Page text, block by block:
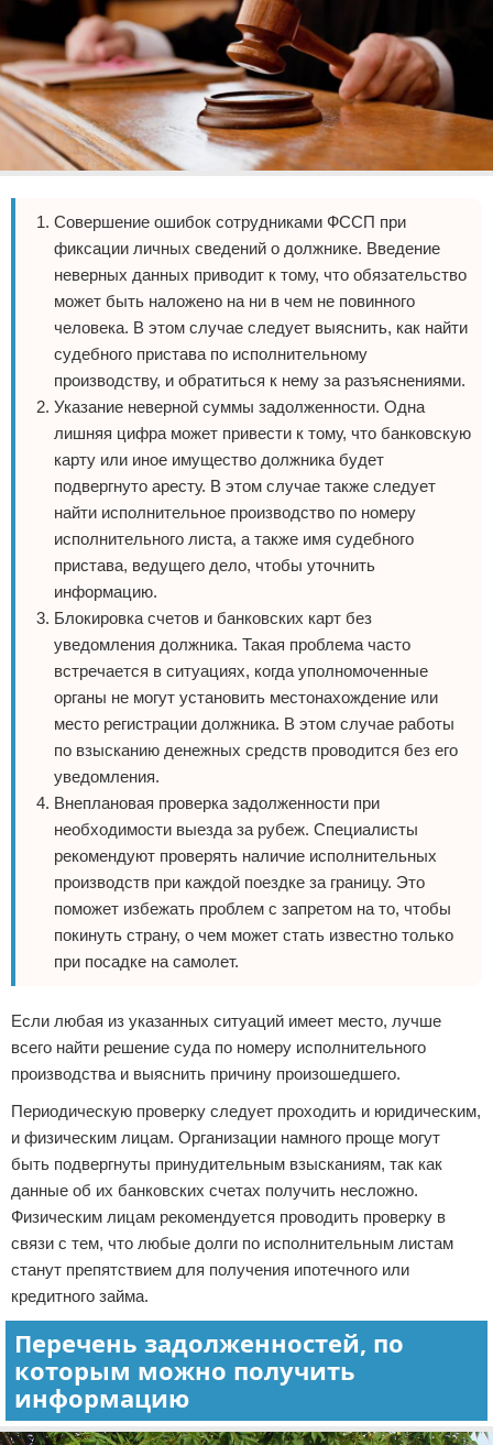
Совершение ошибок сотрудниками ФССП при
фиксации личных сведений о должнике. Введение
неверных данных приводит к тому, что обязательство
может быть наложено на ни в чем не повинного
человека. В этом случае следует выяснить, как найти
судебного пристава по исполнительному
производству, и обратиться к нему за разъяснениями.
Указание неверной суммы задолженности. Одна
лишняя цифра может привести к тому, что банковскую
карту или иное имущество должника будет
подвергнуто аресту. В этом случае также следует
найти исполнительное производство по номеру
исполнительного листа, а также имя судебного
пристава, ведущего дело, чтобы уточнить
информацию.
Блокировка счетов и банковских карт без
уведомления должника. Такая проблема часто
встречается в ситуациях, когда уполномоченные
органы не могут установить местонахождение или
место регистрации должника. В этом случае работы
по взысканию денежных средств проводится без его
уведомления.
Внеплановая проверка задолженности при
необходимости выезда за рубеж. Специалисты
рекомендуют проверять наличие исполнительных
производств при каждой поездке за границу. Это
поможет избежать проблем с запретом на то, чтобы
покинуть страну, о чем может стать известно только
при посадке на самолет.
Если любая из указанных ситуаций имеет место, лучше
всего найти решение суда по номеру исполнительного
производства и выяснить причину произошедшего.
Периодическую проверку следует проходить и юридическим,
и физическим лицам. Организации намного проще могут
быть подвергнуты принудительным взысканиям, так как
данные об их банковских счетах получить несложно.
Физическим лицам рекомендуется проводить проверку в
связи с тем, что любые долги по исполнительным листам
станут препятствием для получения ипотечного или
кредитного займа.
Перечень задолженностей, по
которым можно получить
информацию